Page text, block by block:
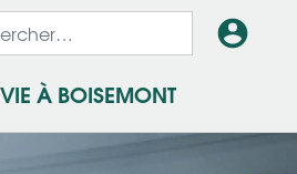
À BOISEMONT